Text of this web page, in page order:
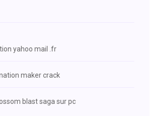
yahoo mail .fr
maker crack
blast saga sur pc